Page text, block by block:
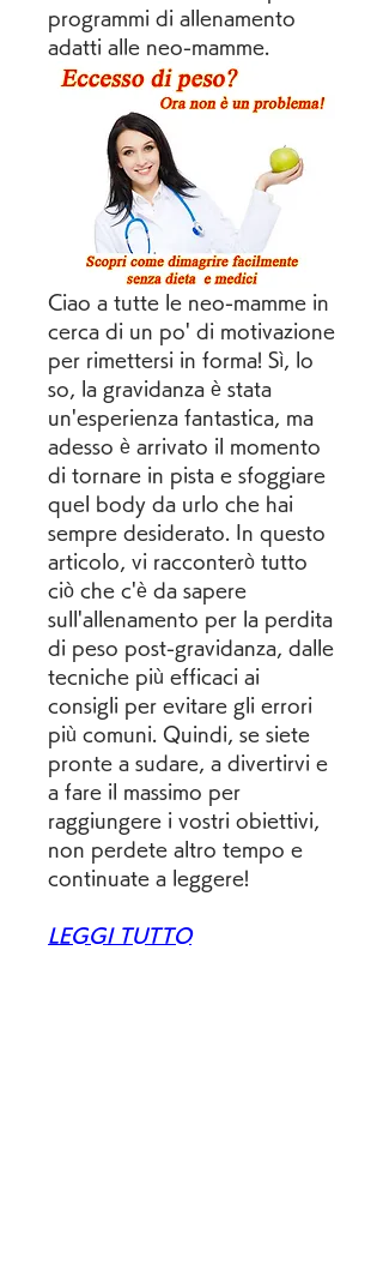
programmi di allenamento
adatti alle neo-mamme.
Ciao a tutte le neo-mamme in
cerca di un po' di motivazione
per rimettersi in forma! Sì, lo
so, la gravidanza è stata
un'esperienza fantastica, ma
adesso è arrivato il momento
di tornare in pista e sfoggiare
quel body da urlo che hai
sempre desiderato. In questo
articolo, vi racconterò tutto
ciò che c'è da sapere
sull'allenamento per la perdita
di peso post-gravidanza, dalle
tecniche più efficaci ai
consigli per evitare gli errori
più comuni. Quindi, se siete
pronte a sudare, a divertirvi e
a fare il massimo per
raggiungere i vostri obiettivi,
non perdete altro tempo e
continuate a leggere!
LEGGI TUTTO